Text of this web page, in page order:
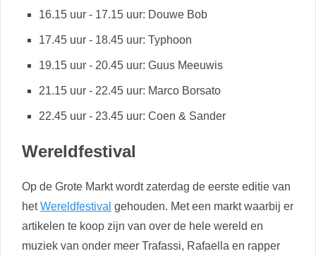
16.15 uur - 17.15 uur: Douwe Bob
17.45 uur - 18.45 uur: Typhoon
19.15 uur - 20.45 uur: Guus Meeuwis
21.15 uur - 22.45 uur: Marco Borsato
22.45 uur - 23.45 uur: Coen & Sander
Wereldfestival
Op de Grote Markt wordt zaterdag de eerste editie van
hetWereldfestival gehouden. Met een markt waarbij er
artikelen te koop zijn van over de hele wereld en
muziek van onder meer Trafassi, Rafaella en rapper